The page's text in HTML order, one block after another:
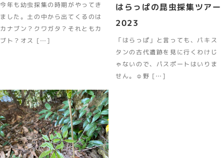
今年も幼虫採集の時期がやってき
ました。土の中から出てくるのは
カナブン？クワガタ？それともカ
ブト？オス […]
はらっぱの昆虫採集ツアー
2023
「はらっぱ」と言っても、パキス
タンの古代遺跡を見に行くわけじ
ゃないので、パスポートはいりま
せん。☺野 […]